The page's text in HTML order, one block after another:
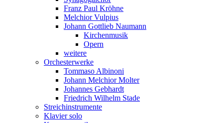
Franz Paul Kröhne
Melchior Vulpius
Johann Gottlieb Naumann
Kirchenmusik
Opern
weitere
Orchesterwerke
Tommaso Albinoni
Johann Melchior Molter
Johannes Gebhardt
Friedrich Wilhelm Stade
Streichinstrumente
Klavier solo